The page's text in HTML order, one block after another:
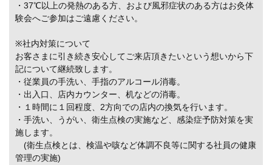
・37℃以上の発熱のある方、および風邪症状のある方はお灸体
験会へご参加はご遠慮ください。
※社内対策について
お客さまに引き続き安心してご来店頂きたいという想いから下
記について継続致します。
・従業員の手洗い、手指のアルコール消毒。
・出入口、店内カウンター、机などの消毒。
・１時間に１回程度、2方向での店内の換気を行います。
・手洗い、うがい、衛生点検の実施など、感染症予防対策を実
施します。
(衛生点検とは、検温や咳など体調不良等に関する社員の健康
管理の実施)